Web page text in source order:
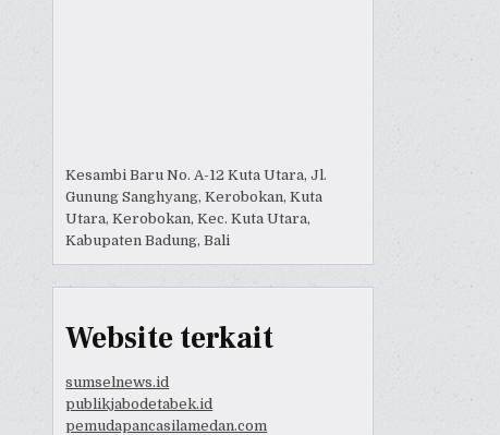
Kesambi Baru No. A-12 Kuta Utara, Jl.
Gunung Sanghyang, Kerobokan, Kuta
Utara, Kerobokan, Kec. Kuta Utara,
Kabupaten Badung, Bali
Website terkait
sumselnews.id
publikjabodetabek.id
pemudapancasilamedan.com